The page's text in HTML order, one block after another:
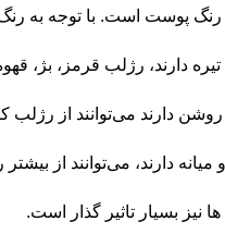
پوست است. با توجه به رنگ
دارند، رژلب قرمز،
دارند می‌توانند از رژلب
دارند، می‌توانند از
نیز بسیار تاثیر گذار است.